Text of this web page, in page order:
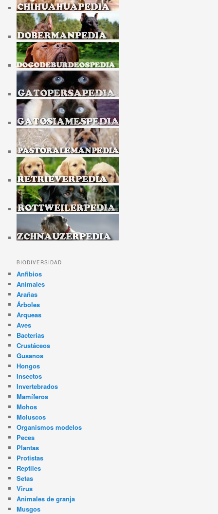
BIODIVERSIDAD
Anfibios
Animales
Arañas
Árboles
Arqueas
Aves
Bacterias
Crustáceos
Gusanos
Hongos
Insectos
Invertebrados
Mamíferos
Mohos
Moluscos
Organismos modelos
Peces
Plantas
Protistas
Reptiles
Setas
Virus
Animales de granja
Musgos